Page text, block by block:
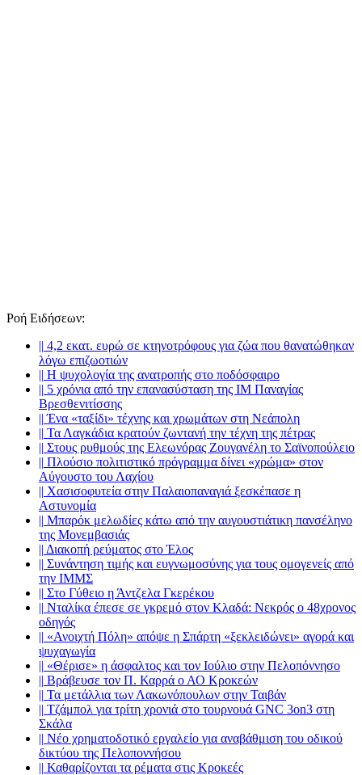
Ροή Ειδήσεων:
|| 4,2 εκατ. ευρώ σε κτηνοτρόφους για ζώα που θανατώθηκαν
λόγω επιζωοτιών
|| Η ψυχολογία της ανατροπής στο ποδόσφαιρο
|| 5 χρόνια από την επανασύσταση της ΙΜ Παναγίας
Βρεσθενιτίσσης
|| Ένα «ταξίδι» τέχνης και χρωμάτων στη Νεάπολη
|| Τα Λαγκάδια κρατούν ζωντανή την τέχνη της πέτρας
|| Στους ρυθμούς της Ελεωνόρας Ζουγανέλη το Σαϊνοπούλειο
|| Πλούσιο πολιτιστικό πρόγραμμα δίνει «χρώμα» στον
Αύγουστο του Λαχίου
|| Χασισοφυτεία στην Παλαιοπαναγιά ξεσκέπασε η
Αστυνομία
|| Μπαρόκ μελωδίες κάτω από την αυγουστιάτικη πανσέληνο
της Μονεμβασιάς
|| Διακοπή ρεύματος στο Έλος
|| Συνάντηση τιμής και ευγνωμοσύνης για τους ομογενείς από
την ΙΜΜΣ
|| Στο Γύθειο η Άντζελα Γκερέκου
|| Νταλίκα έπεσε σε γκρεμό στον Κλαδά: Νεκρός ο 48χρονος
οδηγός
|| «Ανοιχτή Πόλη» απόψε η Σπάρτη «ξεκλειδώνει» αγορά και
ψυχαγωγία
|| «Θέρισε» η άσφαλτος και τον Ιούλιο στην Πελοπόννησο
|| Βράβευσε τον Π. Καρρά ο ΑΟ Κροκεών
|| Τα μετάλλια των Λακωνόπουλων στην Ταιβάν
|| Τζάμπολ για τρίτη χρονιά στο τουρνουά GNC 3on3 στη
Σκάλα
|| Νέο χρηματοδοτικό εργαλείο για αναβάθμιση του οδικού
δικτύου της Πελοποννήσου
|| Καθαρίζονται τα ρέματα στις Κροκεές